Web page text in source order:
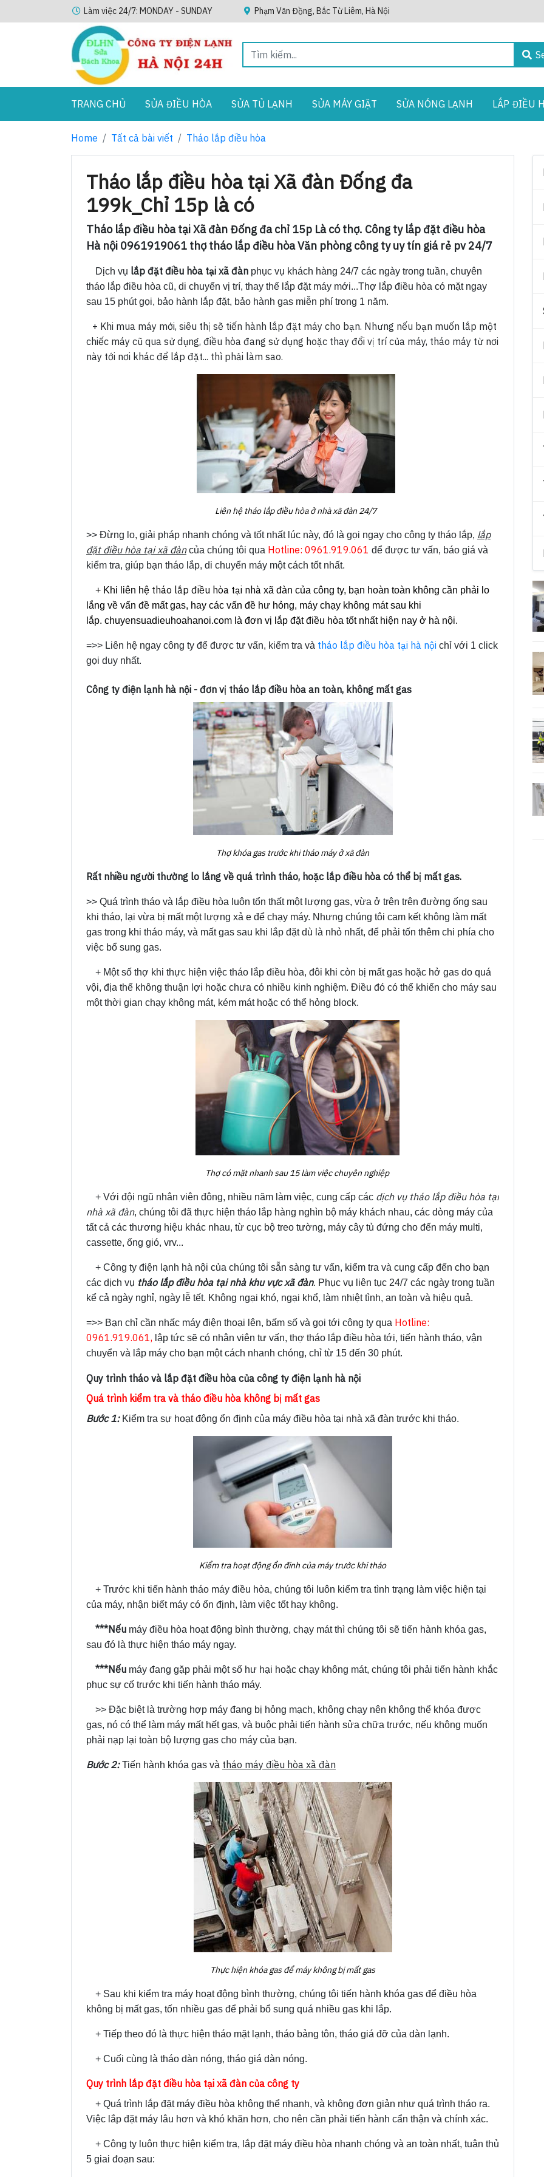
Làm việc 24/7: MONDAY - SUNDAY Phạm Văn Đồng, Bắc Từ Liêm, Hà Nội
TRANG CHỦ SỬA ĐIỀU HÒA SỬA TỦ LẠNH SỬA MÁY GIẶT SỬA NÓNG LẠNH LẮP ĐIỀU
Home Tất cả bài viết Tháo lắp điều hòa
Tháo lắp điều hòa tại Xã đàn Đống đa
199k_Chỉ 15p là có
Tháo lắp điều hòa tại Xã đàn Đống đa chỉ 15p Là có thợ. Công ty lắp đặt điều hòa
Hà nội 0961919061 thợ tháo lắp điều hòa Văn phòng công ty uy tín giá rẻ pv 24/7
Dịch vụ lắp đặt điều hòa tại xã đàn phục vụ khách hàng 24/7 các ngày trong tuần, chuyên
tháo lắp điều hòa cũ, di chuyển vị trí, thay thế lắp đặt máy mới...Thợ lắp điều hòa có mặt ngay
sau 15 phút gọi, bảo hành lắp đặt, bảo hành gas miễn phí trong 1 năm.
+ Khi mua máy mới, siêu thị sẽ tiến hành lắp đặt máy cho bạn. Nhưng nếu bạn muốn lắp một
chiếc máy cũ qua sử dụng, điều hòa đang sử dụng hoặc thay đổi vị trí của máy, tháo máy từ nơi
này tới nơi khác để lắp đặt... thì phải làm sao.
Liên hệ tháo lắp điều hòa ở nhà xã đàn 24/7
>> Đừng lo, giải pháp nhanh chóng và tốt nhất lúc này, đó là gọi ngay cho công ty tháo lắp, lắp
đặt điều hòa tại xã đàncủa chúng tôi qua Hotline: 0961.919.061 để được tư vấn, báo giá và
kiểm tra, giúp bạn tháo lắp, di chuyển máy một cách tốt nhất.
+ Khi liên hệ tháo lắp điều hòa tại nhà xã đàn của công ty, bạn hoàn toàn không cần phải lo
lắng về vấn đề mất gas, hay các vấn đề hư hỏng, máy chạy không mát sau khi
lắp. chuyensuadieuhoahanoi.com là đơn vị lắp đặt điều hòa tốt nhất hiện nay ở hà nội.
=>> Liên hệ ngay công ty để được tư vấn, kiểm tra và tháo lắp điều hòa tại hà nội chỉ với 1 click
gọi duy nhất.
Công ty điện lạnh hà nội - đơn vị tháo lắp điều hòa an toàn, không mất gas
Thợ khóa gas trước khi tháo máy ở xã đàn
Rất nhiều người thường lo lắng về quá trình tháo, hoặc lắp điều hòa có thể bị mất gas.
>> Quá trình tháo và lắp điều hòa luôn tổn thất một lượng gas, vừa ở trên trên đường ống sau
khi tháo, lại vừa bị mất một lượng xả e để chạy máy. Nhưng chúng tôi cam kết không làm mất
gas trong khi tháo máy, và mất gas sau khi lắp đặt dù là nhỏ nhất, để phải tốn thêm chi phía cho
việc bổ sung gas.
+ Một số thợ khi thực hiện việc tháo lắp điều hòa, đôi khi còn bị mất gas hoặc hở gas do quá
vội, địa thế không thuận lợi hoặc chưa có nhiều kinh nghiệm. Điều đó có thể khiến cho máy sau
một thời gian chạy không mát, kém mát hoặc có thể hỏng block.
Thợ có mặt nhanh sau 15 làm việc chuyên nghiệp
+ Với đội ngũ nhân viên đông, nhiều năm làm việc, cung cấp các dịch vụ tháo lắp điều hòa tại
nhà xã đàn, chúng tôi đã thực hiện tháo lắp hàng nghìn bộ máy khách nhau, các dòng máy của
tất cả các thương hiệu khác nhau, từ cục bộ treo tường, máy cây tủ đứng cho đến máy multi,
cassette, ống gió, vrv...
+ Công ty điện lạnh hà nội của chúng tôi sẵn sàng tư vấn, kiểm tra và cung cấp đến cho bạn
các dịch vụ tháo lắp điều hòa tại nhà khu vực xã đàn. Phục vụ liên tục 24/7 các ngày trong tuần
kể cả ngày nghỉ, ngày lễ tết. Không ngại khó, ngại khổ, làm nhiệt tình, an toàn và hiệu quả.
=>> Bạn chỉ cần nhấc máy điện thoại lên, bấm số và gọi tới công ty qua Hotline:
0961.919.061, lập tức sẽ có nhân viên tư vấn, thợ tháo lắp điều hòa tới, tiến hành tháo, vận
chuyển và lắp máy cho bạn một cách nhanh chóng, chỉ từ 15 đến 30 phút.
Quy trình tháo và lắp đặt điều hòa của công ty điện lạnh hà nội
Quá trình kiểm tra và tháo điều hòa không bị mất gas
Bước 1:Kiểm tra sự hoạt động ổn định của máy điều hòa tại nhà xã đàn trước khi tháo.
Kiểm tra hoạt động ổn đinh của máy trước khi tháo
+ Trước khi tiến hành tháo máy điều hòa, chúng tôi luôn kiểm tra tình trạng làm việc hiện tại
của máy, nhận biết máy có ổn định, làm việc tốt hay không.
***Nếu máy điều hòa hoạt động bình thường, chạy mát thì chúng tôi sẽ tiến hành khóa gas,
sau đó là thực hiện tháo máy ngay.
***Nếu máy đang gặp phải một số hư hại hoặc chạy không mát, chúng tôi phải tiến hành khắc
phục sự cố trước khi tiến hành tháo máy.
>> Đặc biệt là trường hợp máy đang bị hỏng mạch, không chạy nên không thể khóa được
gas, nó có thể làm máy mất hết gas, và buộc phải tiến hành sửa chữa trước, nếu không muốn
phải nạp lại toàn bộ lượng gas cho máy của bạn.
Bước 2:Tiến hành khóa gas và tháo máy điều hòa xã đàn
Thực hiện khóa gas để máy không bị mất gas
+ Sau khi kiểm tra máy hoạt động bình thường, chúng tôi tiến hành khóa gas để điều hòa
không bị mất gas, tốn nhiều gas để phải bổ sung quá nhiều gas khi lắp.
+ Tiếp theo đó là thực hiện tháo mặt lạnh, tháo bảng tôn, tháo giá đỡ của dàn lạnh.
+ Cuối cùng là tháo dàn nóng, tháo giá dàn nóng.
Quy trình lắp đặt điều hòa tại xã đàn của công ty
+ Quá trình lắp đặt máy điều hòa không thể nhanh, và không đơn giản như quá trình tháo ra.
Việc lắp đặt máy lâu hơn và khó khăn hơn, cho nên cần phải tiến hành cẩn thận và chính xác.
+ Công ty luôn thực hiện kiểm tra, lắp đặt máy điều hòa nhanh chóng và an toàn nhất, tuân thủ
5 giai đoạn sau: